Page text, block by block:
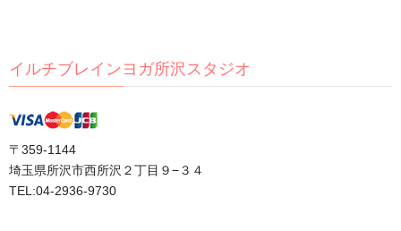
瞑想は脳のゼロ点調整
2026年7月31日
今、日本人が本当に求めているものとは？
イルチブレインヨガ所沢スタジオ
〒359-1144
埼玉県所沢市西所沢２丁目９−３４
TEL:04-2936-9730